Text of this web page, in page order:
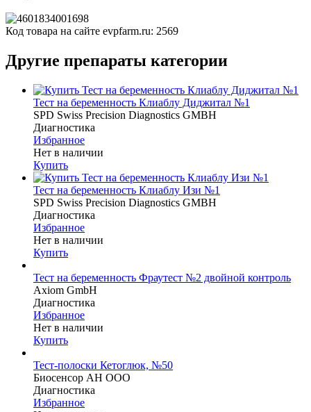
Код товара на сайте evpfarm.ru: 2569
Другие препараты категории
Тест на беременность Клиаблу Диджитал №1
SPD Swiss Precision Diagnostics GMBH
Диагностика
Избранное
Нет в наличии
Купить
Тест на беременность Клиаблу Изи №1
SPD Swiss Precision Diagnostics GMBH
Диагностика
Избранное
Нет в наличии
Купить
Тест на беременность Фраутест №2 двойной контроль
Axiom GmbH
Диагностика
Избранное
Нет в наличии
Купить
Тест-полоски Кетоглюк, №50
Биосенсор АН ООО
Диагностика
Избранное